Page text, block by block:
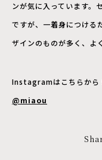
ンが気に入っています。
ですが、一着身につける
ザインのものが多く、よ
Instagramはこちらから
@miaou